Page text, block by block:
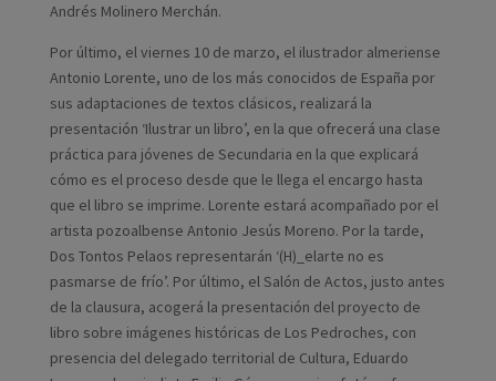
Andrés Molinero Merchán.
Por último, el viernes 10 de marzo, el ilustrador almeriense
Antonio Lorente, uno de los más conocidos de España por
sus adaptaciones de textos clásicos, realizará la
presentación ‘Ilustrar un libro’, en la que ofrecerá una clase
práctica para jóvenes de Secundaria en la que explicará
cómo es el proceso desde que le llega el encargo hasta
que el libro se imprime. Lorente estará acompañado por el
artista pozoalbense Antonio Jesús Moreno. Por la tarde,
Dos Tontos Pelaos representarán ‘(H)_elarte no es
pasmarse de frío’. Por último, el Salón de Actos, justo antes
de la clausura, acogerá la presentación del proyecto de
libro sobre imágenes históricas de Los Pedroches, con
presencia del delegado territorial de Cultura, Eduardo